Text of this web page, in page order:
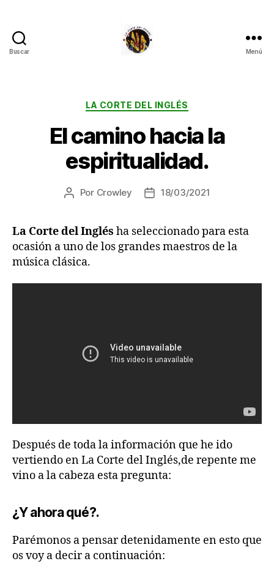
Buscar
Inglés
Menú
Categorías
LA CORTE DEL INGLÉS
El camino hacia la
espiritualidad.
Autor
entrada
Por Crowley
Fecha
entrada
18/03/2021
La Corte del Inglés ha seleccionado para esta
ocasión a uno de los grandes maestros de la
música clásica.
Después de toda la información que he ido
vertiendo en La Corte del Inglés,de repente me
vino a la cabeza esta pregunta:
¿Y ahora qué?.
Parémonos a pensar detenidamente en esto que
os voy a decir a continuación: